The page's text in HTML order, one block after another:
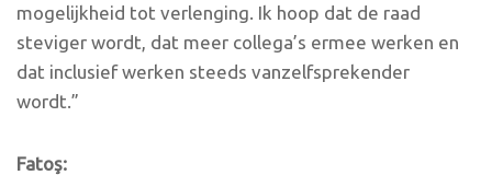
mogelijkheid tot verlenging. Ik hoop dat de raad
steviger wordt, dat meer collega’s ermee werken en
dat inclusief werken steeds vanzelfsprekender
wordt.”
Fatoş: